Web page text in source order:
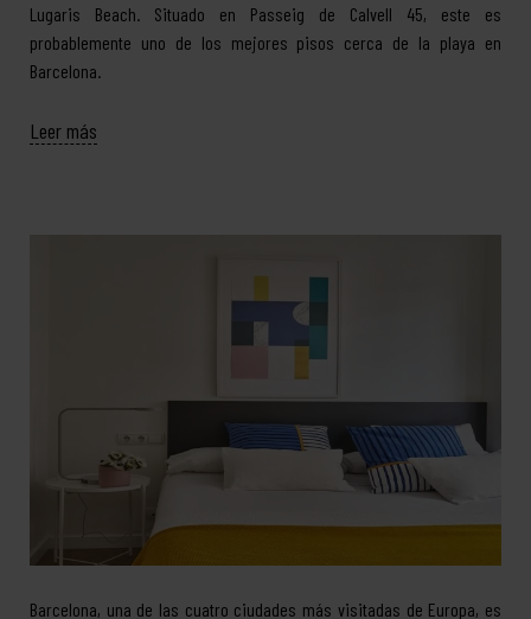
Lugaris Beach. Situado en Passeig de Calvell 45, este es
probablemente uno de los mejores pisos cerca de la playa en
Barcelona.
Leer más
Barcelona, una de las cuatro ciudades más visitadas de Europa, es